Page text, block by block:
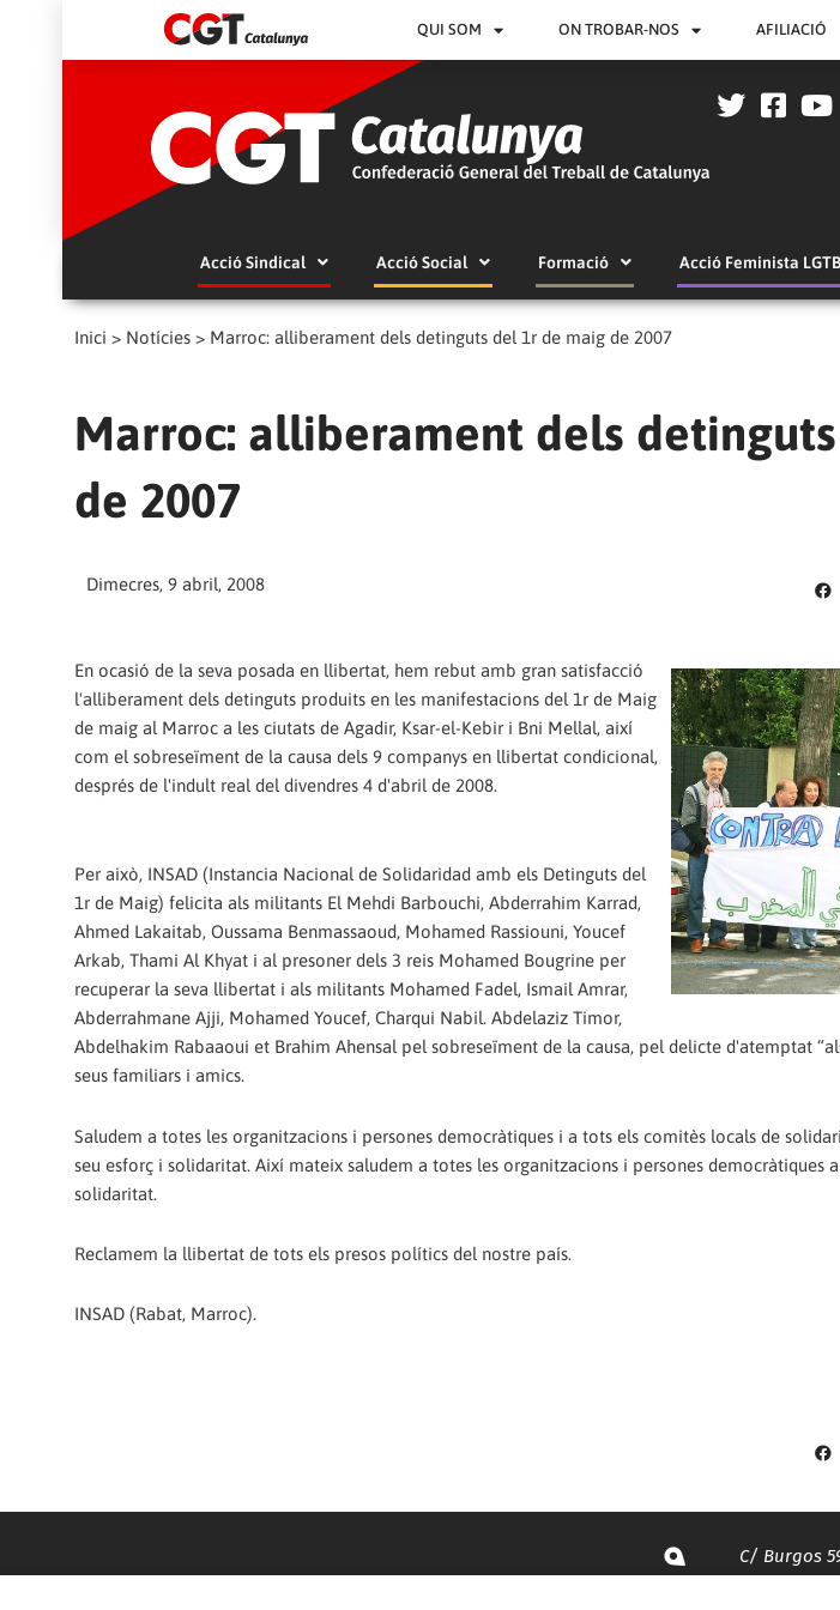
QUI SOM ON TROBAR-NOS AFILIACIÓ
Acció Sindical Acció Social Formació Acció Feminista
Inici > Notícies > Marroc: alliberament dels detinguts del 1r de maig de 2007
Marroc: alliberament dels
de 2007
Dimecres, 9 abril, 2008
En ocasió de la seva posada en llibertat, hem rebut amb gran satisfacció
l'alliberament dels detinguts produits en les manifestacions del 1r de Maig
de maig al Marroc a les ciutats de Agadir, Ksar-el-Kebir i Bni Mellal, així
com el sobreseïment de la causa dels 9 companys en llibertat condicional,
després de l'indult real del divendres 4 d'abril de 2008.
Per això, INSAD (Instancia Nacional de Solidaridad amb els Detinguts del
1r de Maig) felicita als militants El Mehdi Barbouchi, Abderrahim Karrad,
Ahmed Lakaitab, Oussama Benmassaoud, Mohamed Rassiouni, Youcef
Arkab, Thami Al Khyat i al presoner dels 3 reis Mohamed Bougrine per
recuperar la seva llibertat i als militants Mohamed Fadel, Ismail Amrar,
Abderrahmane Ajji, Mohamed Youcef, Charqui Nabil. Abdelaziz Timor,
Abdelhakim Rabaaoui et Brahim Ahensal pel sobreseïment de la causa, pel delicte d'atemptat
seus familiars i amics.
Saludem a totes les organitzacions i persones democràtiques i a tots els comitès locals de
seu esforç i solidaritat. Així mateix saludem a totes les organitzacions i persones democràtiques
solidaritat.
Reclamem la llibertat de tots els presos polítics del nostre país.
INSAD (Rabat, Marroc).
C/ Burgos